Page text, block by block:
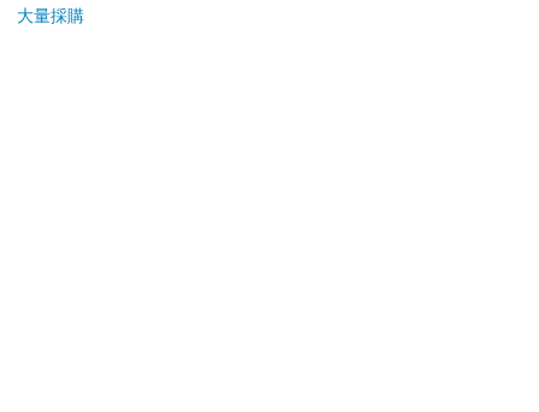
日）。
大量採購